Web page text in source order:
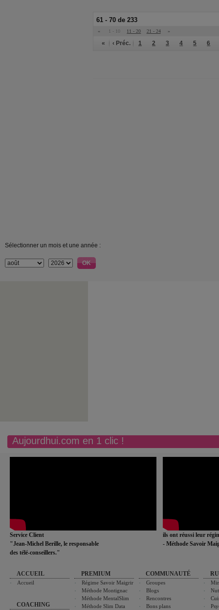
61 - 70 de 233
« 1 - 10 11 - 20 21 - 24 »
« ‹ Préc. 1 2 3 4 5 6
Sélectionner un mois et une année :
Aujourdhui.com en 1 clic !
Service Client
"Jean-Michel Berille, le responsable
des télé-conseillers."
ils ont réussi leur
- Méthode Savoir
ACCUEIL
Accueil
COACHING
PREMIUM
Régime Savoir Maigrir
Méthode Montignac
Méthode MentalSlim
Méthode Slim Data
COMMUNAUTÉ
Groupes
Blogs
Rencontres
Bons plans